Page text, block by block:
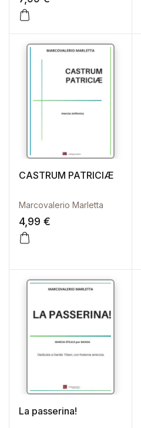
CASTRUM PATRICIÆ
Marcovalerio Marletta
4,99 €
La passerina!